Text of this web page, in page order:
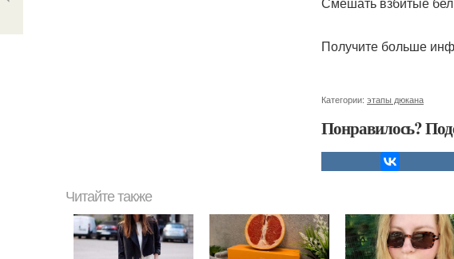
Получите больше
Категории: этапы дюкана
Понравилось?
Читайте также